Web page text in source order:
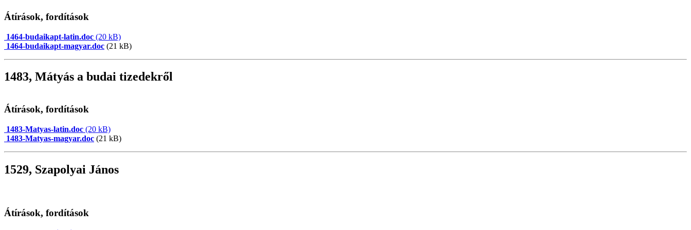
Átírások, fordítások
1464-budaikapt-latin.doc (20 kB)
1464-budaikapt-magyar.doc (21 kB)
1483, Mátyás a budai tizedekről
Átírások, fordítások
1483-Matyas-latin.doc (20 kB)
1483-Matyas-magyar.doc (21 kB)
1529, Szapolyai János
Átírások, fordítások